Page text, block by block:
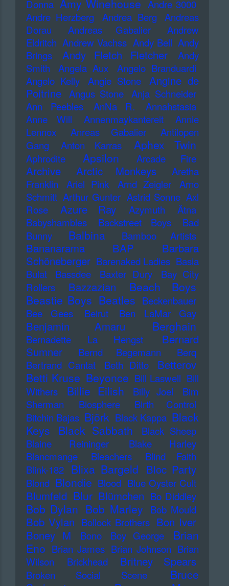
Donna Amy Winehouse Andre 3000
Andre Herzberg
Andrea Berg
Andreas
Dorau
Andreas Gabalier
Andrew
Eldritch Andrew Vachss Andy Bell Andy
Brings
Andy Fletch Fletcher
Andy
Smith
Angela Aux
Angelo Branduardi
Angelo Kelly
Angie Stone
Angine de
Poitrine Angus Stone Anja Schneider
Ann Peebles
AnNa R.
Annahstasia
Anne Will
Annenmaykantereit
Annie
Lennox
Anreas Gabalier
Antilopen
Gang
Anton Karras Aphex Twin
Aphrodite Apsilon Arcade Fire
Archive Arctic Monkeys
Aretha
Franklin
Ariel Pink Arnd Zeigler
Arno
Schmitt Arthur Gunter Astrid Sonne Axl
Rose
Azure Ray Azymuth
Ätna
Babyshambles
Backstreet Boys
Bad
Bunny
Balbina Bamboo Artists
Bananarama BAP
Barbara
Schöneberger Barenaked Ladies Basia
Bulat
Bassdee Baxter Dury
Bay City
Rollers
Bazzazian
Beach Boys
Beastie Boys Beatles Beckenbauer
Bee Gees
Beirut Ben LaMar Gay
Benjamin Amaru Berghain
Bernadette La Hengst
Bernard
Sumner
Bernd Begemann
Berq
Bertrand Cantat
Beth Ditto Betterov
Betti Kruse Beyonce Bill Laswell Bill
Withers
Billie Eilish Billy Joel
Bim
Sherman
Biosphere
Birth Control
Bitchin Bajas Björk Black Kappa Black
Keys Black Sabbath
Black Sheep
Blaine Reininger
Blake Harley
Blancmange
Bleachers
Blind Faith
Blink-182 Blixa Bargeld Bloc Party
Blond Blondie Blood Blue Oyster Cult
Blumfeld Blur Blümchen Bo Diddley
Bob Dylan Bob Marley Bob Mould
Bob Vylan Bollock Brothers Bon Iver
Boney M
Bono Boy George
Brian
Eno Brian James Brian Johnson Brian
Wilson
Brickhead Britney Spears
Broken Social Scene
Bruce